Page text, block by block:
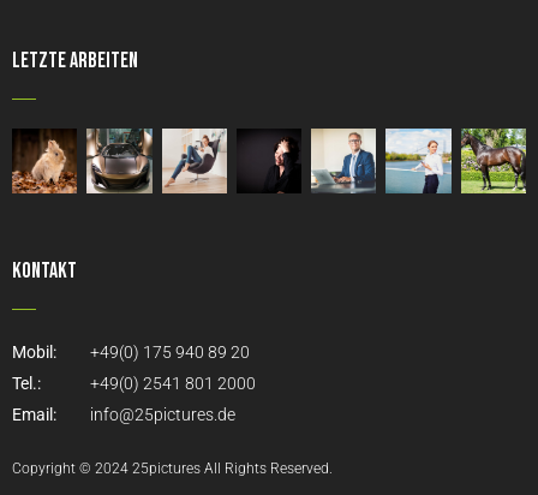
Letzte Arbeiten
Kontakt
Mobil:
+49(0) 175 940 89 20
Tel.:
+49(0) 2541 801 2000
Email:
info@25pictures.de
Copyright © 2024 25pictures All Rights Reserved.